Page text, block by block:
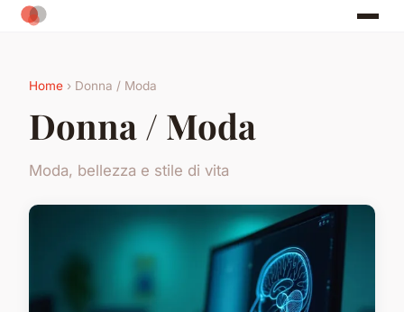
Home › Donna / Moda
Donna / Moda
Moda, bellezza e stile di vita